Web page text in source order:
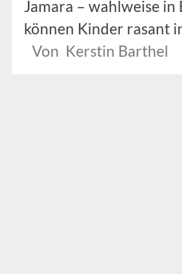
Jamara – wahlweise in
können Kinder rasant
Von Kerstin Barthel